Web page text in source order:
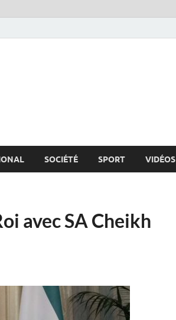
SOCIÉTÉ SPORT VIDÉOS
avec SA Cheikh